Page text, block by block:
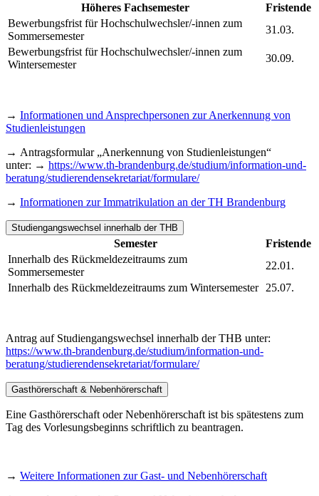
Höheres Fachsemester
Fristende
Bewerbungsfrist für Hochschulwechsler/-innen zum
Sommersemester
31.03.
Bewerbungsfrist für Hochschulwechsler/-innen zum
Wintersemester
30.09.
→ Informationen und Ansprechpersonen zur Anerkennung von
Studienleistungen
→ Antragsformular „Anerkennung von Studienleistungen“
unter: → https://www.th-brandenburg.de/studium/information-und-
beratung/studierendensekretariat/formulare/
→ Informationen zur Immatrikulation an der TH Brandenburg
Studiengangswechsel innerhalb der THB
Semester
Fristende
Innerhalb des Rückmeldezeitraums zum
Sommersemester
22.01.
Innerhalb des Rückmeldezeitraums zum Wintersemester
25.07.
Antrag auf Studiengangswechsel innerhalb der THB unter:
https://www.th-brandenburg.de/studium/information-und-
beratung/studierendensekretariat/formulare/
Gasthörerschaft & Nebenhörerschaft
Eine Gasthörerschaft oder Nebenhörerschaft ist bis spätestens zum
Tag des Vorlesungsbeginns schriftlich zu beantragen.
→ Weitere Informationen zur Gast- und Nebenhörerschaft